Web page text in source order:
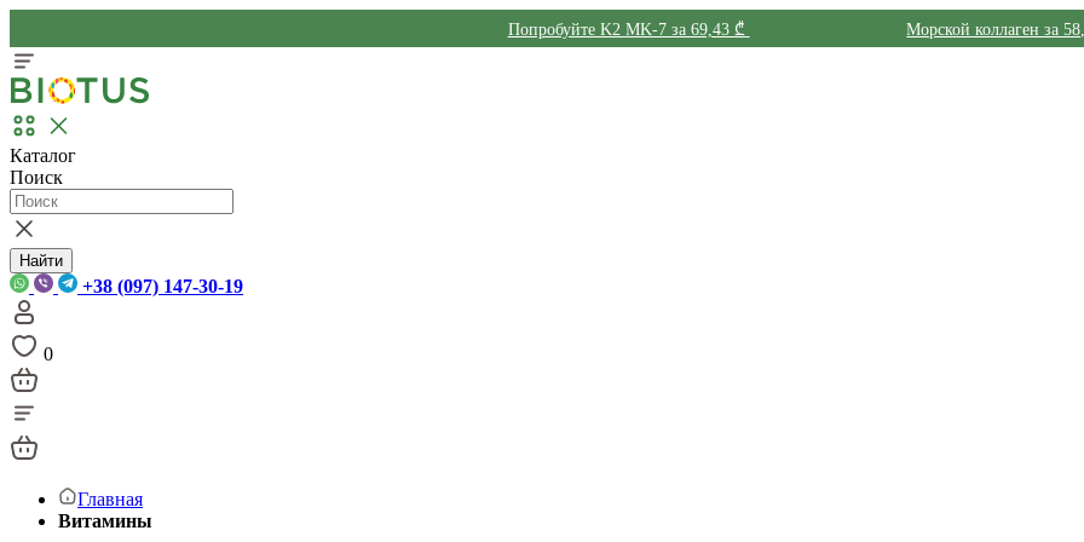
Попробуйте K2 MK-7 за 69,43 ₾ Морской коллаген за
Каталог
Поиск
Найти
+38 (097) 147-30-19
0
Главная
Витамины